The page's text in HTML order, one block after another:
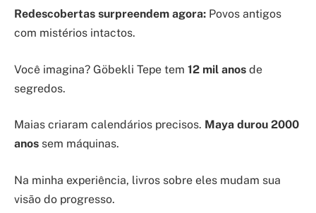
Redescobertas surpreendem agora: Povos antigos
com mistérios intactos.
Você imagina? Göbekli Tepe tem 12 mil anos de
segredos.
Maias criaram calendários precisos. Maya durou 2000
anos sem máquinas.
Na minha experiência, livros sobre eles mudam sua
visão do progresso.